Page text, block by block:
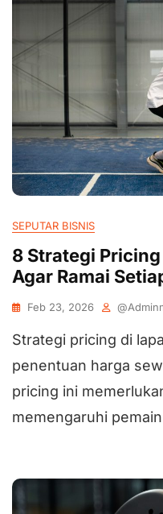
SEPUTAR BISNIS
8 Strategi
Agar Ramai
Feb 23, 2026
Strategi pricing di
penentuan harga
pricing ini
memengaruhi